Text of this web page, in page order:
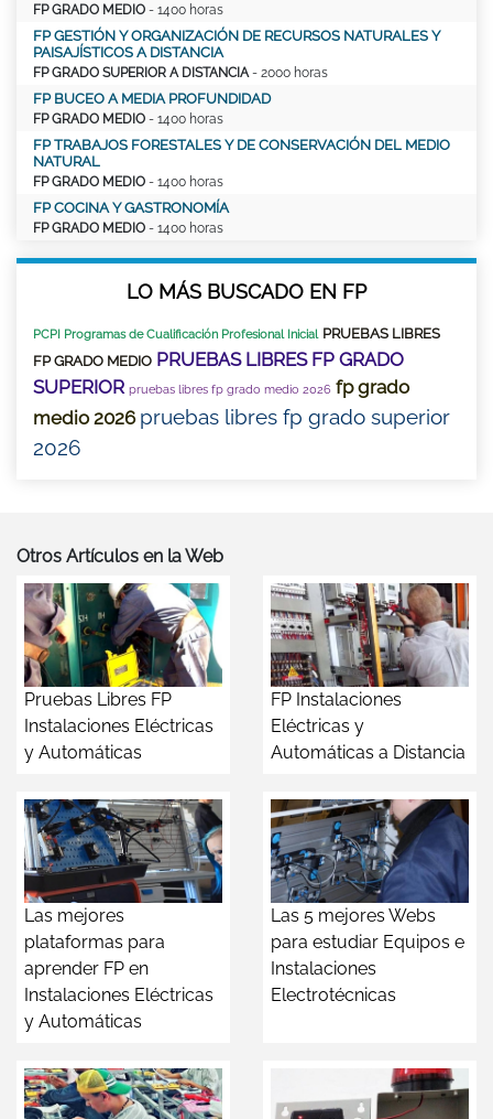
FP GRADO MEDIO - 1400 horas
FP GESTIÓN Y ORGANIZACIÓN DE RECURSOS NATURALES Y
PAISAJÍSTICOS A DISTANCIA
FP GRADO SUPERIOR A DISTANCIA- 2000 horas
FP BUCEO A MEDIA PROFUNDIDAD
FP GRADO MEDIO - 1400 horas
FP TRABAJOS FORESTALES Y DE CONSERVACIÓN DEL MEDIO
NATURAL
FP GRADO MEDIO - 1400 horas
FP COCINA Y GASTRONOMÍA
FP GRADO MEDIO - 1400 horas
LO MÁS BUSCADO EN FP
PCPI Programas de Cualificación Profesional Inicial PRUEBAS LIBRES
FP GRADO MEDIO PRUEBAS LIBRES FP GRADO
SUPERIOR pruebas libres fp grado medio 2026 fp grado
medio 2026 pruebas libres fp grado superior
2026
Otros Artículos en la Web
Pruebas Libres FP
Instalaciones Eléctricas
y Automáticas
FP Instalaciones
Eléctricas y
Automáticas a Distancia
Las mejores
plataformas para
aprender FP en
Instalaciones Eléctricas
y Automáticas
Las 5 mejores Webs
para estudiar Equipos e
Instalaciones
Electrotécnicas